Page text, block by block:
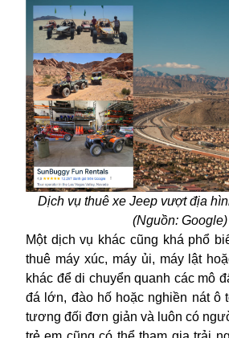
Dịch vụ thuê xe Jeep vượt địa
(Nguồn: Google)
Một dịch vụ khác cũng khá phổ
thuê máy xúc, máy ủi, máy lật
khác để di chuyển quanh các mô
đá lớn, đào hố hoặc nghiền nát ô
tương đối đơn giản và luôn có